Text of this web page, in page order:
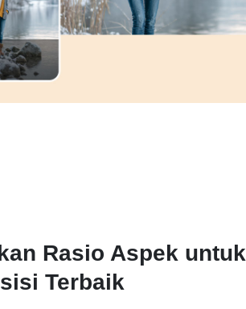
Rasio Aspek untuk
Terbaik